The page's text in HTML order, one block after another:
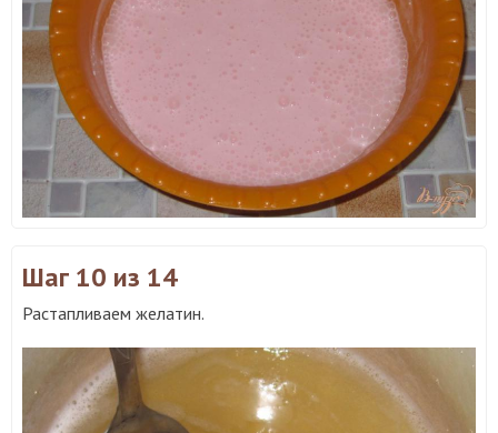
Шаг 10 из 14
Растапливаем желатин.